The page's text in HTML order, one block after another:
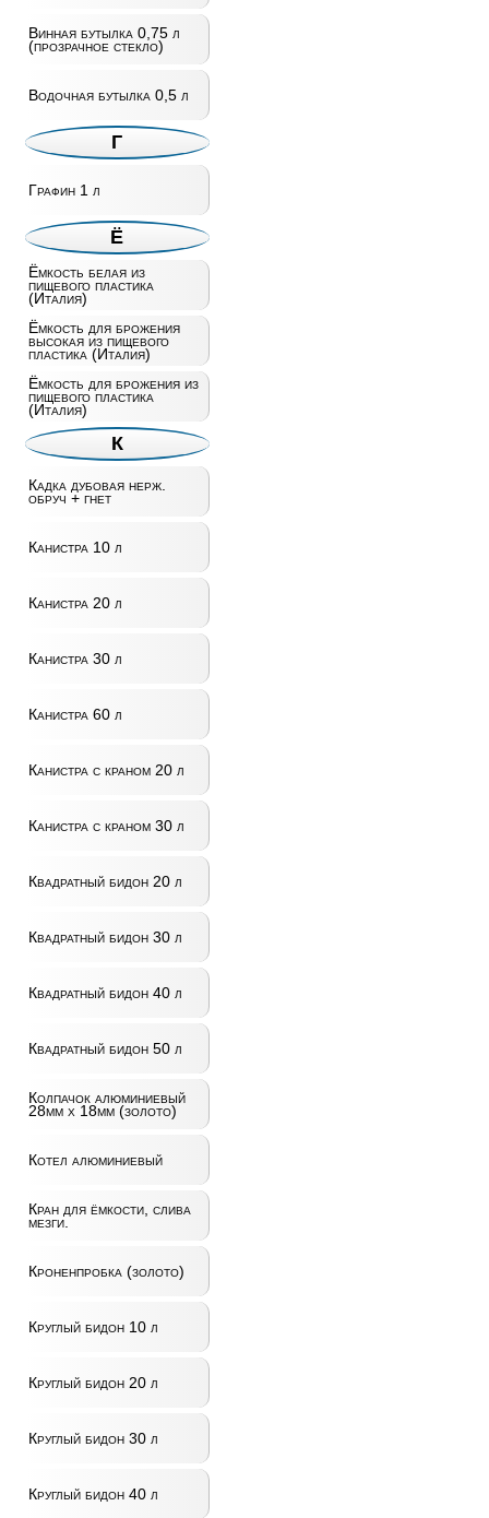
Винная бутылка 0,75 л
(прозрачное стекло)
Водочная бутылка 0,5 л
Г
Графин 1 л
Ё
Ёмкость белая из
пищевого пластика
(Италия)
Ёмкость для брожения
высокая из пищевого
пластика (Италия)
Ёмкость для брожения из
пищевого пластика
(Италия)
К
Кадка дубовая нерж.
обруч + гнет
Канистра 10 л
Канистра 20 л
Канистра 30 л
Канистра 60 л
Канистра с краном 20 л
Канистра с краном 30 л
Квадратный бидон 20 л
Квадратный бидон 30 л
Квадратный бидон 40 л
Квадратный бидон 50 л
Колпачок алюминиевый
28мм x 18мм (золото)
Котел алюминиевый
Кран для ёмкости, слива
мезги.
Кроненпробка (золото)
Круглый бидон 10 л
Круглый бидон 20 л
Круглый бидон 30 л
Круглый бидон 40 л